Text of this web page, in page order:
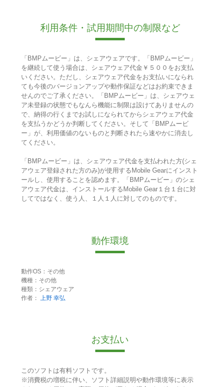
利用条件・試用期間中の制限など
「BMPムービー」は、シェアウェアです。「BMPムービー」
を継続して使う場合は、シェアウェア代金￥５００をお支払
いください。ただし、シェアウェア代金をお支払いになられ
ても今後のバージョンアップや動作保証などはお約束できま
せんのでご了承ください。「BMPムービー」は、シェアウェ
ア未登録の状態でもなんら機能に制限は設けてありませんの
で、納得の行くまでお試しになられてからシェアウェア代金
を支払うかどうか判断してください。そして「BMPムービ
ー」が、利用価値のないものと判断されたら速やかに消去し
てください。
「BMPムービー」は、シェアウェア代金を支払われた方(シェ
アウェア登録された方のみ)が使用するMobile Gearにインスト
ールし、使用することを認めます。「BMPムービー」のシェ
アウェア代金は、インストールするMobile Gear１台１台に対
してではなく、使う人、１人１人に対してのものです。
動作環境
動作OS：その他
機種：その他
種類：シェアウェア
作者：
上野 幸弘
お支払い
このソフトは有料ソフトです。
※消費税の増税に伴い、ソフト詳細説明や動作環境等に表示